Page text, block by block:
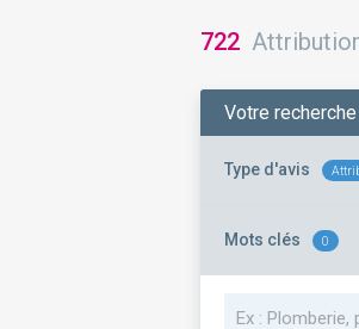
722
Votre recherche
Type d'avis
Mots clés 0